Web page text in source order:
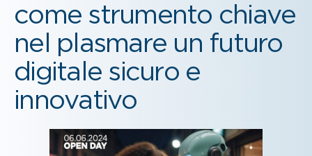
come strumento chiave
nel plasmare un futuro
digitale sicuro e
innovativo